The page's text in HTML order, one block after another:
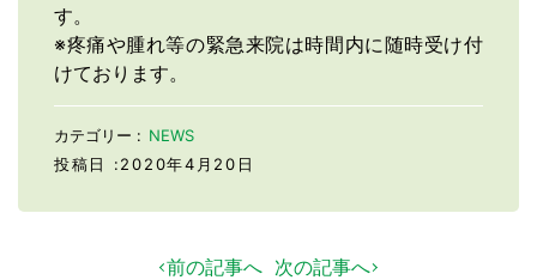
入れ歯
インプラント
成人矯正
地図・診療時間
す。
※疼痛や腫れ等の緊急来院は時間内に随時受け付
けております。
カテゴリー : NEWS
投稿日 :2020年4月20日
前の記事へ 次の記事へ